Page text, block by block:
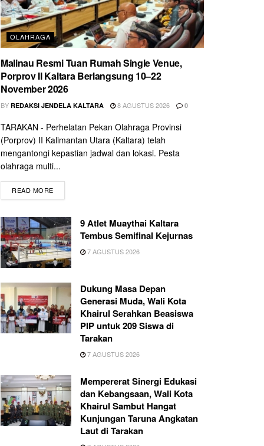
OLAHRAGA
Malinau Resmi Tuan Rumah Single Venue,
Porprov II Kaltara Berlangsung 10–22
November 2026
BY REDAKSI JENDELA KALTARA 8 AGUSTUS 2026 0
TARAKAN - Perhelatan Pekan Olahraga Provinsi
(Porprov) II Kalimantan Utara (Kaltara) telah
mengantongi kepastian jadwal dan lokasi. Pesta
olahraga multi...
READ MORE
9 Atlet Muaythai Kaltara
Tembus Semifinal Kejurnas
7 AGUSTUS 2026
Dukung Masa Depan
Generasi Muda, Wali Kota
Khairul Serahkan Beasiswa
PIP untuk 209 Siswa di
Tarakan
7 AGUSTUS 2026
Mempererat Sinergi Edukasi
dan Kebangsaan, Wali Kota
Khairul Sambut Hangat
Kunjungan Taruna Angkatan
Laut di Tarakan